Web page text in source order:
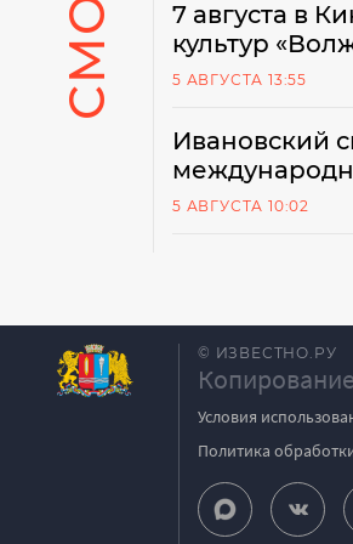
7 августа в
культур
5 АВГУСТА 13:55
Ивановский
5 АВГУСТА 10:02
© ИЗВЕСТНО.РУ
Условия
Политика